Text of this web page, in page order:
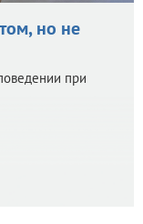
но не
при